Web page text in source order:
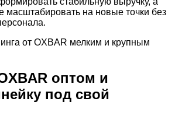
масштабировать на новые точки без
оптом и
под свой